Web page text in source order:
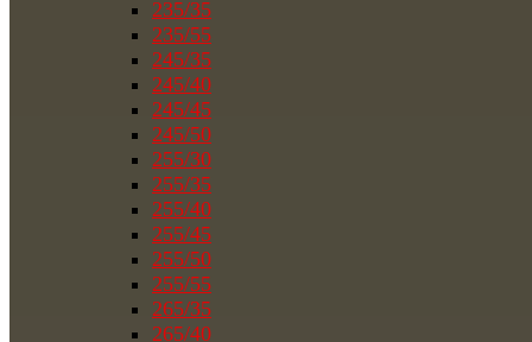
235/35
235/55
245/35
245/40
245/45
245/50
255/30
255/35
255/40
255/45
255/50
255/55
265/35
265/40